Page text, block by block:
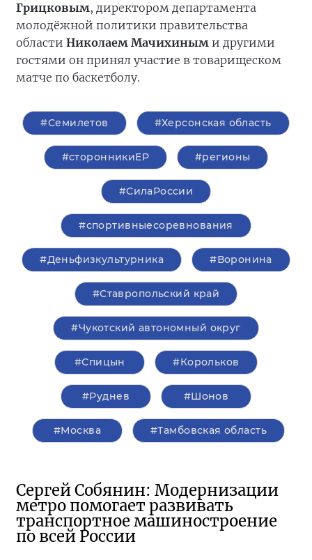
Грицковым, директором департамента
молодёжной политики правительства
области Николаем Мачихиным и другими
гостями он принял участие в товарищеском
матче по баскетболу.
#Семилетов #Херсонская область
#сторонникиЕР #регионы
#СилаРоссии
#спортивныесоревнования
#Деньфизкультурника #Воронина
#Ставропольский край
#Чукотский автономный округ
#Спицын #Корольков
#Руднев #Шонов
#Москва #Тамбовская область
Сергей Собянин: Модернизации
метро помогает развивать
транспортное машиностроение
по всей России